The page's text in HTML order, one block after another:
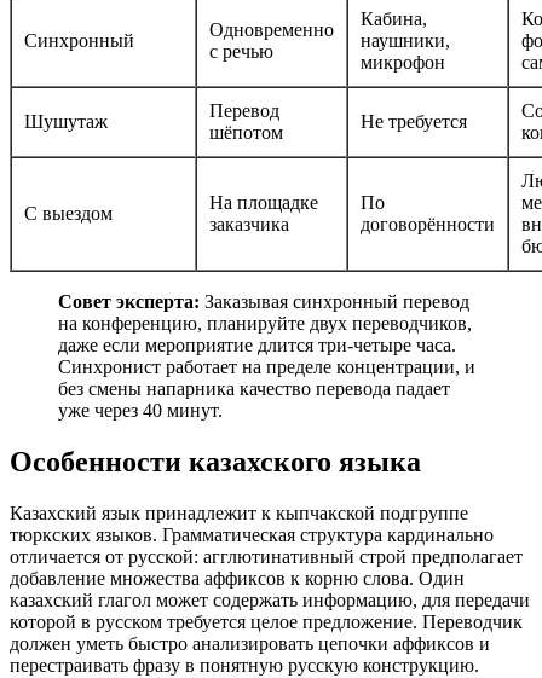
Синхронный
Одновременно
с речью
Кабина,
наушники,
микрофон
Шушутаж
Перевод
шёпотом
Не требуется
С выездом
На площадке
заказчика
По
договорённости
Совет эксперта: Заказывая синхронный перевод
на конференцию, планируйте двух переводчиков,
даже если мероприятие длится три-четыре часа.
Синхронист работает на пределе концентрации, и
без смены напарника качество перевода падает
уже через 40 минут.
Особенности казахского языка
Казахский язык принадлежит к кыпчакской подгруппе
тюркских языков. Грамматическая структура кардинально
отличается от русской: агглютинативный строй предполагает
добавление множества аффиксов к корню слова. Один
казахский глагол может содержать информацию, для передачи
которой в русском требуется целое предложение. Переводчик
должен уметь быстро анализировать цепочки аффиксов и
перестраивать фразу в понятную русскую конструкцию.